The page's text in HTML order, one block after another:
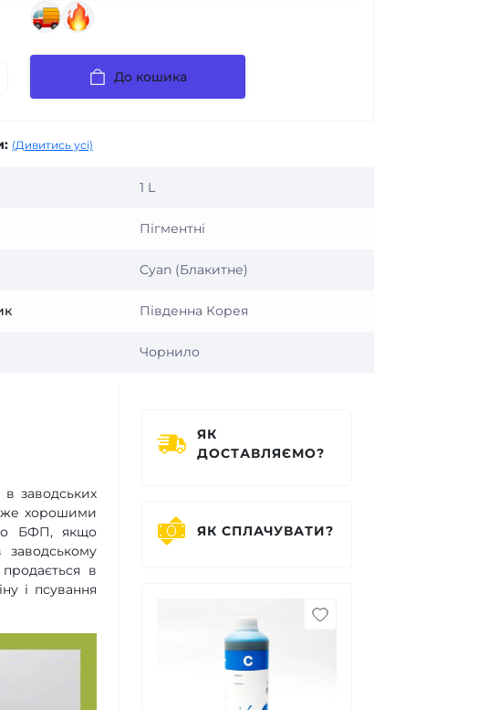
До кошика
(Дивитись усі)
1 L
Пігментні
Cyan (Блакитне)
Південна Корея
Чорнило
заводських
хорошими
БФП, якщо
в
і псування
ЯК
ДОСТАВЛЯЄМО?
ЯК СПЛАЧУВАТИ?